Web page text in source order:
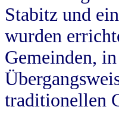
Stabitz und
wurden
Gemeinden,
traditionellen